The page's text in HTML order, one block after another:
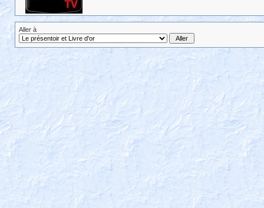
Aller à